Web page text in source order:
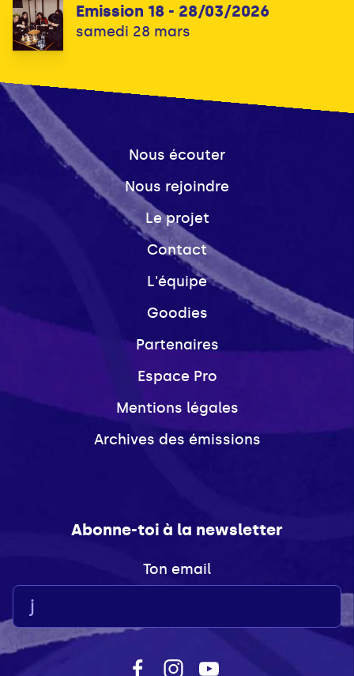
Emission 18 - 28/03/2026
samedi 28 mars
Nous écouter
Nous rejoindre
Le projet
Contact
L'équipe
Goodies
Partenaires
Espace Pro
Mentions légales
Archives des émissions
Abonne-toi à la newsletter
Ton email